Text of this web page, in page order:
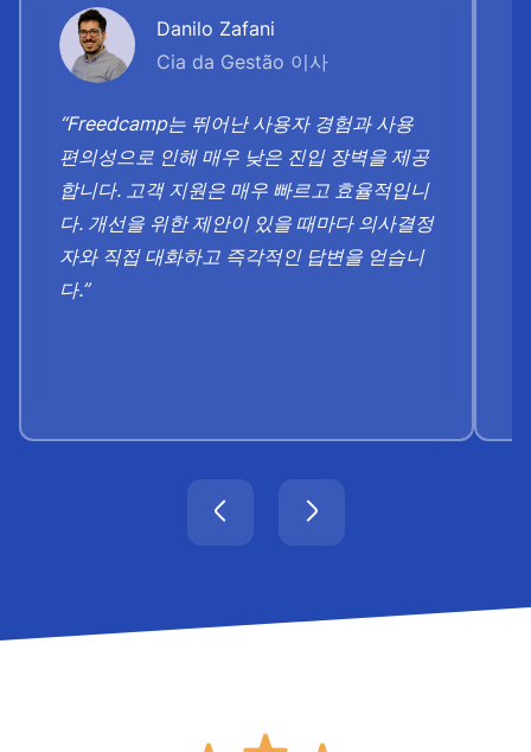
Danilo Zafani
Cia da Gestão 이사
“Freedcamp는 뛰어난 사용자 경험과 사용
편의성으로 인해 매우 낮은 진입 장벽을 제공
합니다. 고객 지원은 매우 빠르고 효율적입니
다. 개선을 위한 제안이 있을 때마다 의사결정
자와 직접 대화하고 즉각적인 답변을 얻습니
다.”